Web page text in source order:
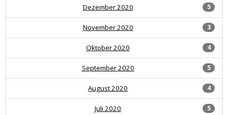
5
Dezember 2020
3
November 2020
4
Oktober 2020
5
September 2020
4
August 2020
5
Juli 2020